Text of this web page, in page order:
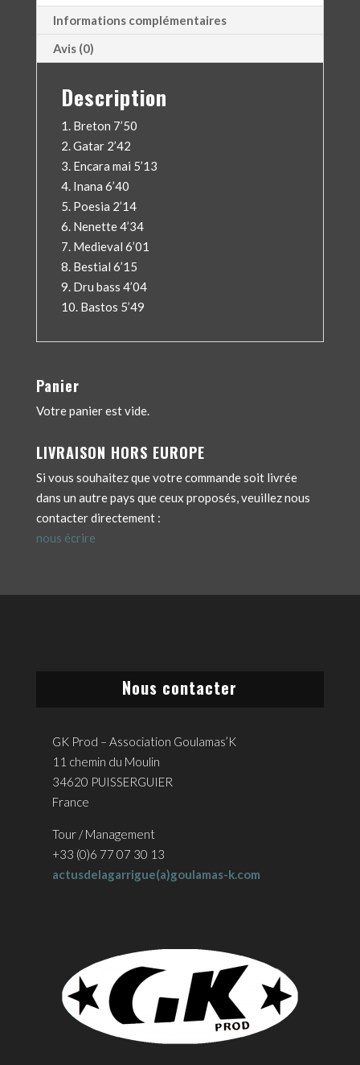
Informations complémentaires
Avis (0)
Description
1. Breton 7’50
2. Gatar 2’42
3. Encara mai 5’13
4. Inana 6’40
5. Poesia 2’14
6. Nenette 4’34
7. Medieval 6’01
8. Bestial 6’15
9. Dru bass 4’04
10. Bastos 5’49
Panier
Votre panier est vide.
LIVRAISON HORS EUROPE
Si vous souhaitez que votre commande soit livrée
dans un autre pays que ceux proposés, veuillez nous
contacter directement :
nous écrire
Nous contacter
GK Prod – Association Goulamas’K
11 chemin du Moulin
34620 PUISSERGUIER
France
Tour / Management
+33 (0)6 77 07 30 13
actusdelagarrigue(a)goulamas-k.com